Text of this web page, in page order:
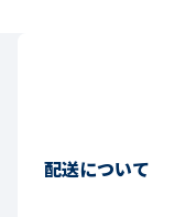
配送について